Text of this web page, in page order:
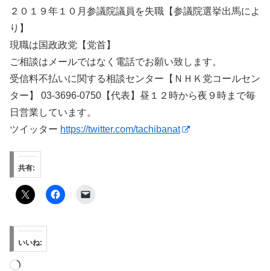
２０１９年１０月参議院議員を失職【参議院選挙出馬によ
り】
現職は国政政党【党首】
ご相談はメールではなく電話でお願い致します。
受信料不払いに関する相談センター【ＮＨＫ党コールセン
ター】 03-3696-0750【代表】昼１２時から夜９時まで毎
日営業しています。
ツイッター https://twitter.com/tachibanat
共有:
いいね:
読